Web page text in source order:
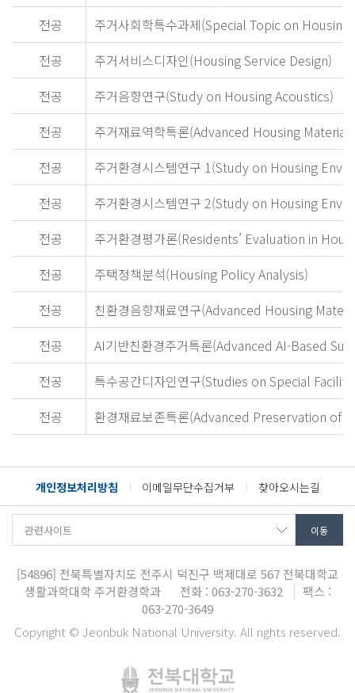
전공
주거사회학특수과제(Special Topic on
전공
주거서비스디자인(Housing Service Design)
전공
주거음향연구(Study on Housing Acoustics)
전공
주거재료역학특론(Advanced Housing Material
전공
주거환경시스템연구 1(Study on Housing
전공
주거환경시스템연구 2(Study on Housing
전공
주거환경평가론(Residents’ Evaluation in
전공
주택정책분석(Housing Policy Analysis)
전공
친환경음향재료연구(Advanced Housing
전공
AI기반친환경주거특론(Advanced AI-Based
전공
특수공간디자인연구(Studies on Special
전공
환경재료보존특론(Advanced Preservation of
개인정보처리방침 이메일무단수집거부 찾아오시는길
[54896] 전북특별자치도 전주시 덕진구 백제대로 567 전북대학교
생활과학대학 주거환경학과
전화 : 063-270-3632
팩스 :
063-270-3649
Copyright © Jeonbuk National University. All rights reserved.